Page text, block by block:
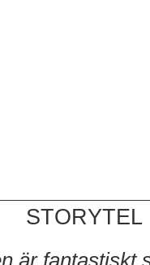
STORYTEL
är fantastiskt